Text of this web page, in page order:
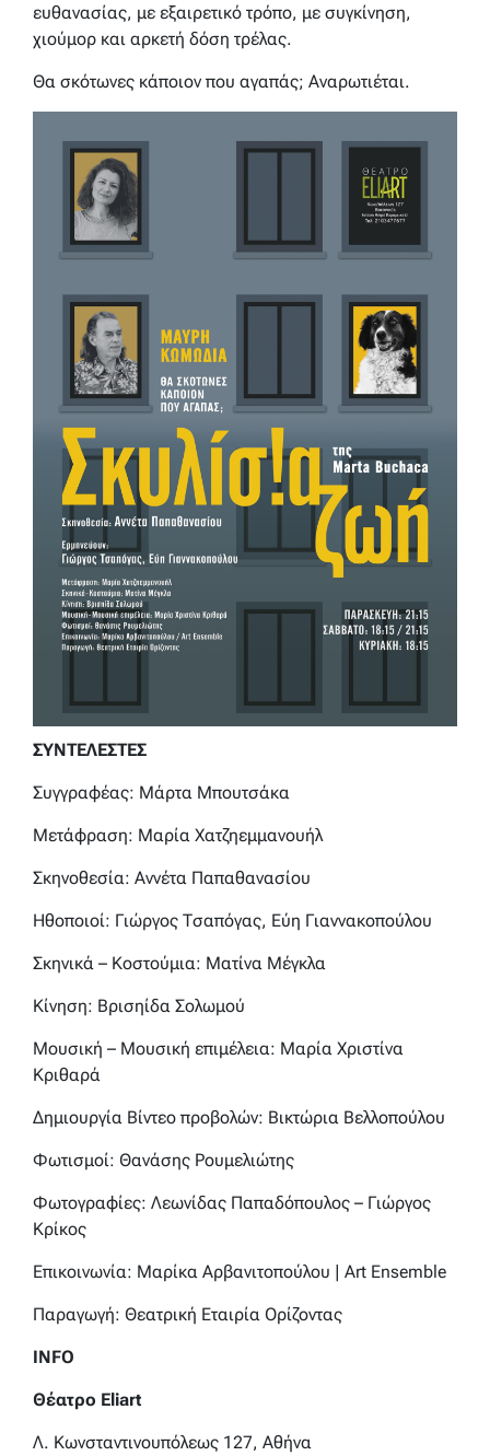
ευθανασίας, με εξαιρετικό τρόπο, με συγκίνηση,
χιούμορ και αρκετή δόση τρέλας.
Θα σκότωνες κάποιον που αγαπάς; Αναρωτιέται.
ΣΥΝΤΕΛΕΣΤΕΣ
Συγγραφέας: Μάρτα Μπουτσάκα
Μετάφραση: Μαρία Χατζηεμμανουήλ
Σκηνοθεσία: Αννέτα Παπαθανασίου
Ηθοποιοί: Γιώργος Τσαπόγας, Εύη Γιαννακοπούλου
Σκηνικά – Κοστούμια: Ματίνα Μέγκλα
Κίνηση: Βρισηίδα Σολωμού
Μουσική – Μουσική επιμέλεια: Μαρία Χριστίνα
Κριθαρά
Δημιουργία Βίντεο προβολών: Βικτώρια Βελλοπούλου
Φωτισμοί: Θανάσης Ρουμελιώτης
Φωτογραφίες: Λεωνίδας Παπαδόπουλος – Γιώργος
Κρίκος
Επικοινωνία: Μαρίκα Αρβανιτοπούλου | Art Ensemble
Παραγωγή: Θεατρική Εταιρία Ορίζοντας
INFO
Θέατρο Eliart
Λ. Κωνσταντινουπόλεως 127, Αθήνα